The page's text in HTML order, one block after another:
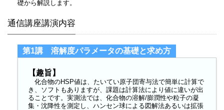
礎から解説します。
通信講座講演内容
第1講 溶解度パラメータの基礎と求め方
【趣旨】
化合物のHSP値は、たいてい原子団寄与法で簡単に計算で
き、ソフトもありますが、課題は計算法により値に違いが出
ることです。実測法では、化合物の溶解/膨潤性や粒子の凝
集・沈降性を測定し、ハンセン球による図解法あるいは拡張